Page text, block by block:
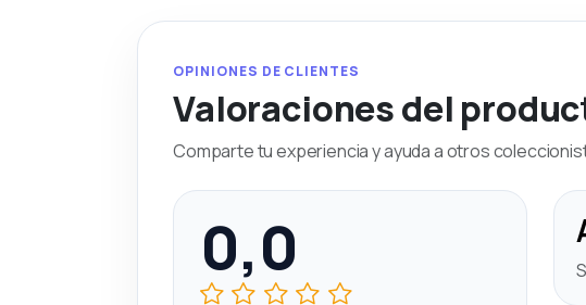
OPINIONES DE CLIENTES
Valoraciones del
Comparte tu experiencia y ayuda a otros
0,0